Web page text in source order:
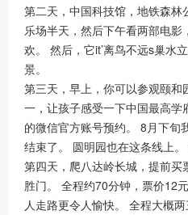
第二天，中国科技馆，地铁森
乐场半天，然后下午看两部电
欢。 然后，它it’离鸟不远s巢水
景。
第三天，早上，你可以参观颐和
一，让孩子感受一下中国最高
的微信官方账号预约。 8月下旬
结束了。 圆明园也在这条线上。
第四天，爬八达岭长城，提前
胜门。 全程约70分钟，票价12
人走路更令人愉快。 全程大概